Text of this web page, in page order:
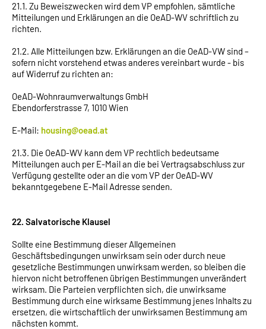
21.1. Zu Beweiszwecken wird dem VP empfohlen, sämtliche
Mitteilungen und Erklärungen an die OeAD-WV schriftlich zu
richten.
21.2. Alle Mitteilungen bzw. Erklärungen an die OeAD-VW sind –
sofern nicht vorstehend etwas anderes vereinbart wurde - bis
auf Widerruf zu richten an:
OeAD-Wohnraumverwaltungs GmbH
Ebendorferstrasse 7, 1010 Wien
E-Mail: housing@oead.at
21.3. Die OeAD-WV kann dem VP rechtlich bedeutsame
Mitteilungen auch per E-Mail an die bei Vertragsabschluss zur
Verfügung gestellte oder an die vom VP der OeAD-WV
bekanntgegebene E-Mail Adresse senden.
22. Salvatorische Klausel
Sollte eine Bestimmung dieser Allgemeinen
Geschäftsbedingungen unwirksam sein oder durch neue
gesetzliche Bestimmungen unwirksam werden, so bleiben die
hiervon nicht betroffenen übrigen Bestimmungen unverändert
wirksam. Die Parteien verpflichten sich, die unwirksame
Bestimmung durch eine wirksame Bestimmung jenes Inhalts zu
ersetzen, die wirtschaftlich der unwirksamen Bestimmung am
nächsten kommt.